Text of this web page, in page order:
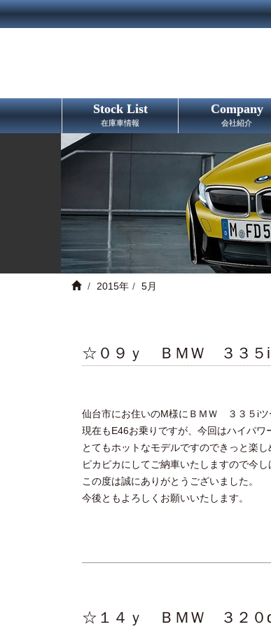
Stock List
在庫車情報
Company
会社紹介
2015年 5月
☆０９ｙ ＢＭＷ ３３５i
仙台市にお住いのM様にＢＭＷ ３３５i
現在もE46お乗りですが、今回はハイパワ
とてもホットなモデルですのできっと楽し
ピカピカにしてご納車いたしますので今し
この度は誠にありがとうございました。
今後ともよろしくお願いいたします。
☆１４ｙ ＢＭＷ ３２０